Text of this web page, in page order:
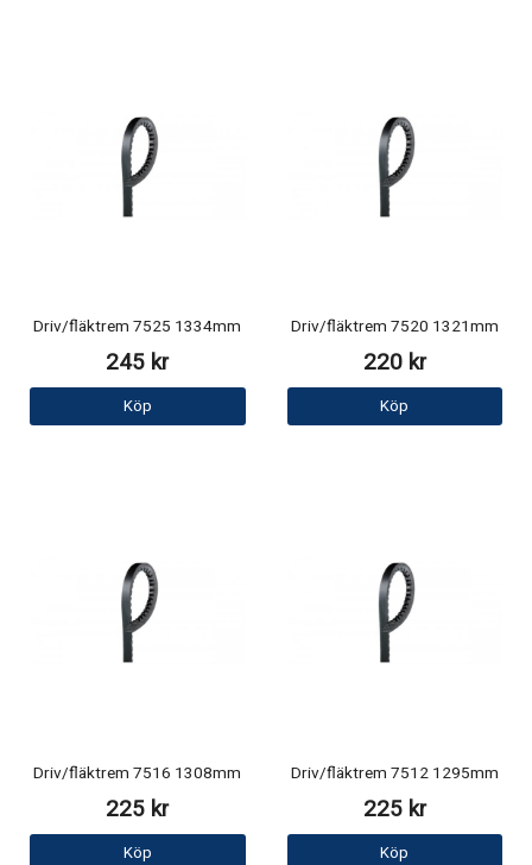
Driv/fläktrem 7525 1334mm
245 kr
Köp
Driv/fläktrem 7520 1321mm
220 kr
Köp
Driv/fläktrem 7516 1308mm
225 kr
Köp
Driv/fläktrem 7512 1295mm
225 kr
Köp